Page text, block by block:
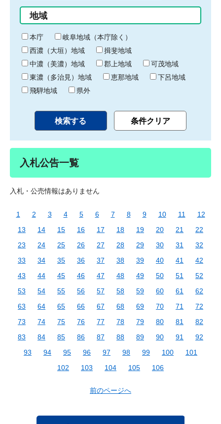
始
り
間
終
わ
り
地域
本庁
岐阜地域（本庁除く）
西濃（大垣）地域
揖斐地域
中濃（美濃）地域
郡上地域
可茂地域
東濃（多治見）地域
恵那地域
下呂地域
飛騨地域
県外
入札公告一覧
入札・公売情報はありません
1 2 3 4 5 6 7 8 9 10 11
12
13
14 15 16 17 18 19 20 21
22
23
24 25 26 27 28 29 30 31
32
33
34 35 36 37 38 39 40 41
42
43
44 45 46 47 48 49 50 51
52
53
54 55 56 57 58 59 60 61
62
63
64 65 66 67 68 69 70 71
72
73
74 75 76 77 78 79 80 81
82
83
84 85 86 87 88 89 90 91
92
93
94 95 96 97 98 99 100
101
102
103 104 105 106
前のページへ